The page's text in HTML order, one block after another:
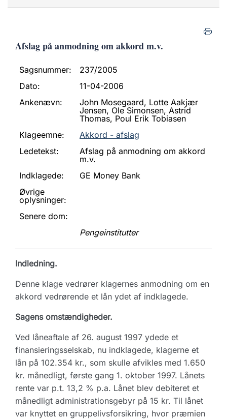
Afslag på anmodning om akkord m.v.
Sagsnummer:
237/2005
Dato:
11-04-2006
Ankenævn:
John Mosegaard, Lotte Aakjær
Jensen, Ole Simonsen, Astrid
Thomas, Poul Erik Tobiasen
Klageemne:
Akkord - afslag
Ledetekst:
Afslag på anmodning om akkord
m.v.
Indklagede:
GE Money Bank
Øvrige
oplysninger:
Senere dom:
Pengeinstitutter
Indledning.
Denne klage vedrører klagernes anmodning om en
akkord vedrørende et lån ydet af indklagede.
Sagens omstændigheder.
Ved låneaftale af 26. august 1997 ydede et
finansieringsselskab, nu indklagede, klagerne et
lån på 102.354 kr., som skulle afvikles med 1.650
kr. månedligt, første gang 1. oktober 1997. Lånets
rente var p.t. 13,2 % p.a. Lånet blev debiteret et
månedligt administrationsgebyr på 15 kr. Til lånet
var knyttet en gruppelivsforsikring, hvor præmien